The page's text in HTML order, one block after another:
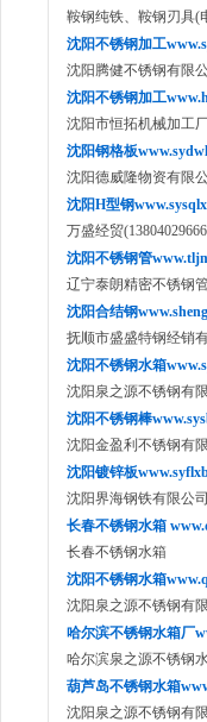
鞍钢纯铁、鞍钢刃具(
沈阳不锈钢加工
沈阳腾健不锈钢有限
沈阳不锈钢加工
沈阳市恒拓机械加工
沈阳钢格板
沈阳德威隆物资有限
沈阳H型钢
万盛经贸
沈阳不锈钢管
辽宁泰朗精密不锈钢
沈阳合结钢
抚顺市盛盛特钢经销
沈阳不锈钢水箱
沈阳泉之源不锈钢有
沈阳不锈钢棒
沈阳金盈利不锈钢有
沈阳镀锌板
沈阳界海钢铁有限公司
长春不锈钢水箱
长春不锈钢水箱
沈阳不锈钢水箱
沈阳泉之源不锈钢有
哈尔滨不锈钢水箱厂
哈尔滨泉之源不锈钢
葫芦岛不锈钢水箱
沈阳泉之源不锈钢有